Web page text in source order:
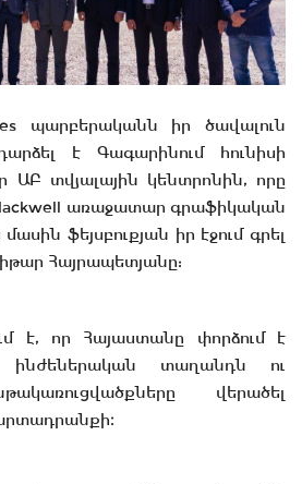
պարբերականն իր ծավալուն
է Գագարինում հունիսի
ԱԲ տվյալային կենտրոնին, որը
առաջատար գրաֆիկական
ֆեյսբուքյան իր էջում գրել
Հայրապետյանը:
է, որ Հայաստանը փորձում է
ինժեներական տաղանդն ու
վերածել